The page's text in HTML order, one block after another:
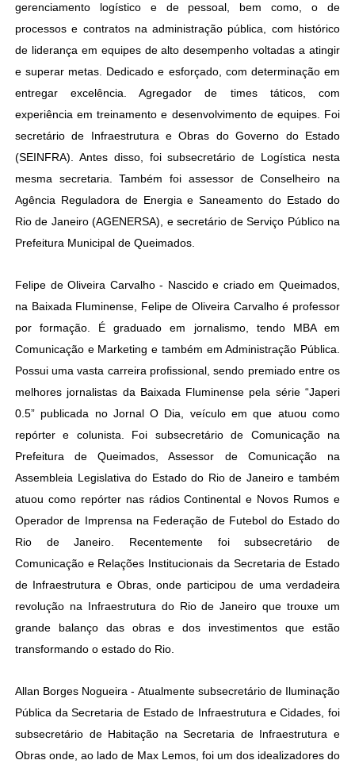
gerenciamento logístico e de pessoal, bem como, o de
processos e contratos na administração pública, com histórico
de liderança em equipes de alto desempenho voltadas a atingir
e superar metas. Dedicado e esforçado, com determinação em
entregar excelência. Agregador de times táticos, com
experiência em treinamento e desenvolvimento de equipes. Foi
secretário de Infraestrutura e Obras do Governo do Estado
(SEINFRA). Antes disso, foi subsecretário de Logística nesta
mesma secretaria. Também foi assessor de Conselheiro na
Agência Reguladora de Energia e Saneamento do Estado do
Rio de Janeiro (AGENERSA), e secretário de Serviço Público na
Prefeitura Municipal de Queimados.
Felipe de Oliveira Carvalho - Nascido e criado em Queimados,
na Baixada Fluminense, Felipe de Oliveira Carvalho é professor
por formação. É graduado em jornalismo, tendo MBA em
Comunicação e Marketing e também em Administração Pública.
Possui uma vasta carreira profissional, sendo premiado entre os
melhores jornalistas da Baixada Fluminense pela série “Japeri
0.5” publicada no Jornal O Dia, veículo em que atuou como
repórter e colunista. Foi subsecretário de Comunicação na
Prefeitura de Queimados, Assessor de Comunicação na
Assembleia Legislativa do Estado do Rio de Janeiro e também
atuou como repórter nas rádios Continental e Novos Rumos e
Operador de Imprensa na Federação de Futebol do Estado do
Rio de Janeiro. Recentemente foi subsecretário de
Comunicação e Relações Institucionais da Secretaria de Estado
de Infraestrutura e Obras, onde participou de uma verdadeira
revolução na Infraestrutura do Rio de Janeiro que trouxe um
grande balanço das obras e dos investimentos que estão
transformando o estado do Rio.
Allan Borges Nogueira - Atualmente subsecretário de Iluminação
Pública da Secretaria de Estado de Infraestrutura e Cidades, foi
subsecretário de Habitação na Secretaria de Infraestrutura e
Obras onde, ao lado de Max Lemos, foi um dos idealizadores do